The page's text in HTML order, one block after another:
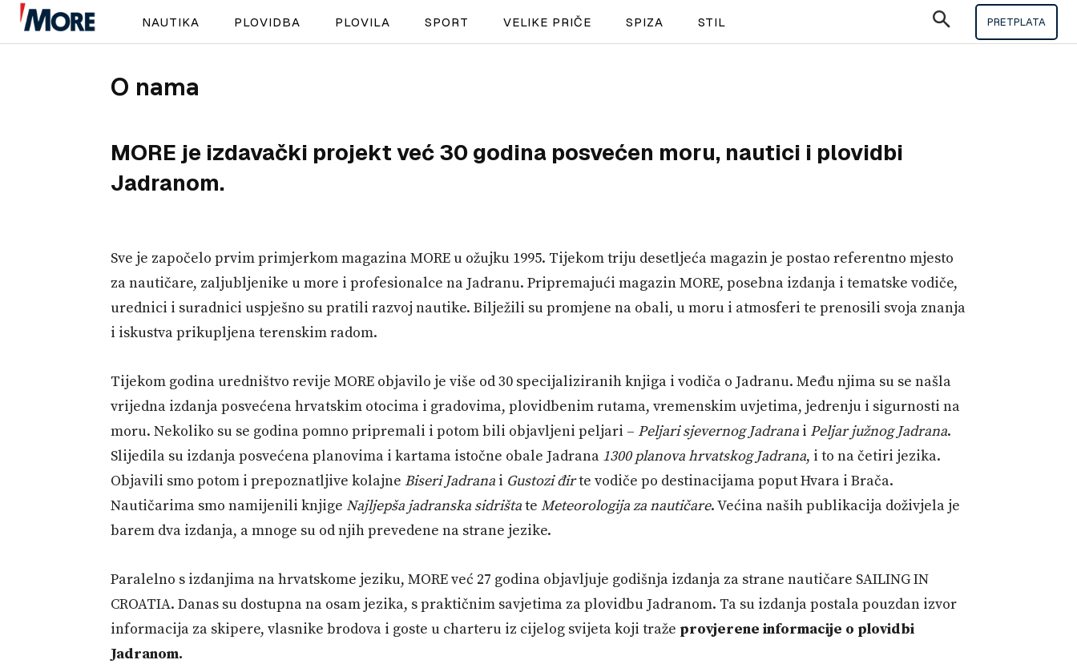
SPORT
SPIZA
VELIKE PRIČE
PRETPLATA
NAUTIKA PLOVIDBA PLOVILA SPORT VELIKE PRIČE SPIZA STIL PRETPLATA
O nama
MORE je izdavački projekt već 30 godina posvećen moru, nautici i plovidbi
Jadranom.
Sve je započelo prvim primjerkom magazina MORE u ožujku 1995. Tijekom triju desetljeća magazin je postao referentno mjesto
za nautičare, zaljubljenike u more i profesionalce na Jadranu. Pripremajući magazin MORE, posebna izdanja i tematske vodiče,
urednici i suradnici uspješno su pratili razvoj nautike. Bilježili su promjene na obali, u moru i atmosferi te prenosili svoja znanja
i iskustva prikupljena terenskim radom.
Tijekom godina uredništvo revije MORE objavilo je više od 30 specijaliziranih knjiga i vodiča o Jadranu. Među njima su se našla
vrijedna izdanja posvećena hrvatskim otocima i gradovima, plovidbenim rutama, vremenskim uvjetima, jedrenju i sigurnosti na
moru. Nekoliko su se godina pomno pripremali i potom bili objavljeni peljari – Peljari sjevernog Jadrana i Peljar južnog Jadrana.
Slijedila su izdanja posvećena planovima i kartama istočne obale Jadrana 1300 planovahrvatskog Jadrana, i to na četiri jezika.
Objavili smo potom i prepoznatljive kolajne Biseri Jadrana i Gustozi đirte vodiče po destinacijama poput Hvara i Brača.
Nautičarima smo namijenili knjige Najljepša jadranska sidrištate Meteorologija za nautičare. Većina naših publikacija doživjela je
barem dva izdanja, a mnoge su od njih prevedene na strane jezike.
Paralelno s izdanjima na hrvatskome jeziku, MORE već 27 godina objavljuje godišnja izdanja za strane nautičare SAILING IN
CROATIA. Danas su dostupna na osam jezika, s praktičnim savjetima za plovidbu Jadranom. Ta su izdanja postala pouzdan izvor
informacija za skipere, vlasnike brodova i goste u charteru iz cijelog svijeta koji traže provjerene informacije o plovidbi
Jadranom.